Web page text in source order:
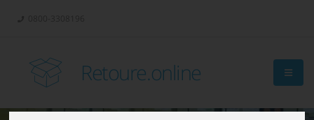
Retoure.online